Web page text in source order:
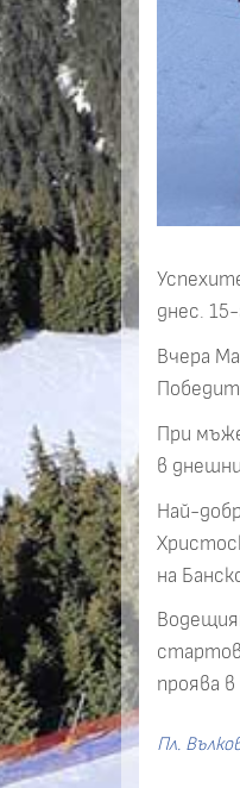
днес.
Вчера
При
в
Най-
на
проява
Пл.